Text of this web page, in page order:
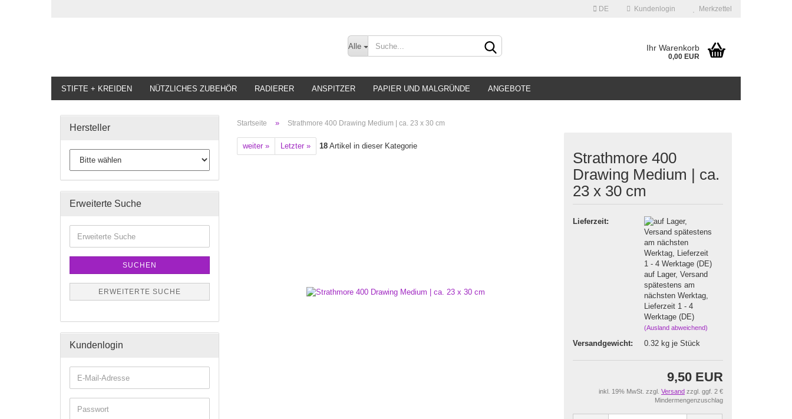
DE
Sprache auswählen
Kundenlogin
Passwort vergessen?
Merkzettel
Alle Ihr Warenkorb
0,00 EUR
STIFTE + KREIDEN NÜTZLICHES ZUBEHÖR RADIERER ANSPITZER PAPIER UND MALGRÜNDE ANGEBOTE
Startseite » Strathmore 400 Drawing Medium | ca. 23 x 30 cm
weiter » Letzter » 18 Artikel in dieser Kategorie
Strathmore 400
Drawing Medium | ca.
23 x 30 cm
Lieferzeit:
auf Lager, Versand
spätestens am
nächsten Werktag,
Lieferzeit 1 - 4
Werktage (DE)
(Ausland abweichend)
Versandgewicht: 0.32 kg je Stück
9,50 EUR
inkl. 19% MwSt. zzgl. Versand zzgl. ggf. 2 €
Mindermengenzuschlag
Hersteller
Erweiterte Suche
SUCHEN
ERWEITERTE SUCHE
Kundenlogin